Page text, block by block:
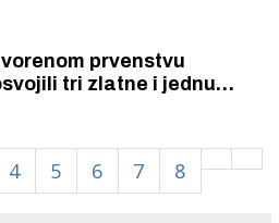
prvenstvu
tri zlatne i jednu
4 5 6 7 8